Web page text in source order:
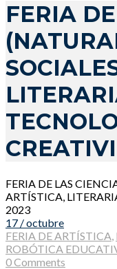
FERIA
FERIA DE LAS
ARTÍSTICA,
2023
17 / octubre
FERIA DE ARTÍSTICA
ROBÓTICA
0 Comments